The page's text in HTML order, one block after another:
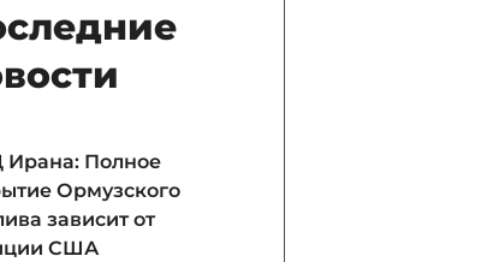
Полное
Ормузского
зависит от
США